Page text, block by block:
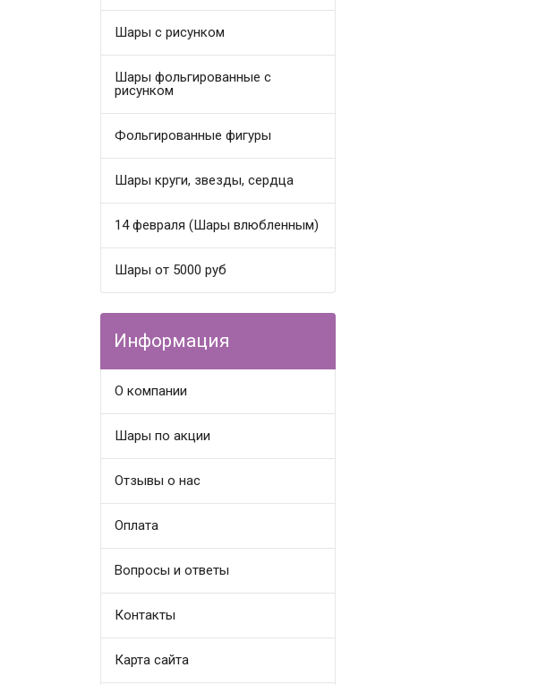
Шары с рисунком
Шары фольгированные с
рисунком
Фольгированные фигуры
Шары круги, звезды, сердца
14 февраля (Шары влюбленным)
Шары от 5000 руб
Информация
О компании
Шары по акции
Отзывы о нас
Оплата
Вопросы и ответы
Контакты
Карта сайта